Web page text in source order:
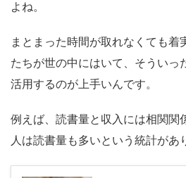
よね。
まとまった時間が取れなくても着
たちが世の中にはいて、そういっ
活用するのが上手いんです。
例えば、読書量と収入には相関関
人は読書量も多いという統計があ